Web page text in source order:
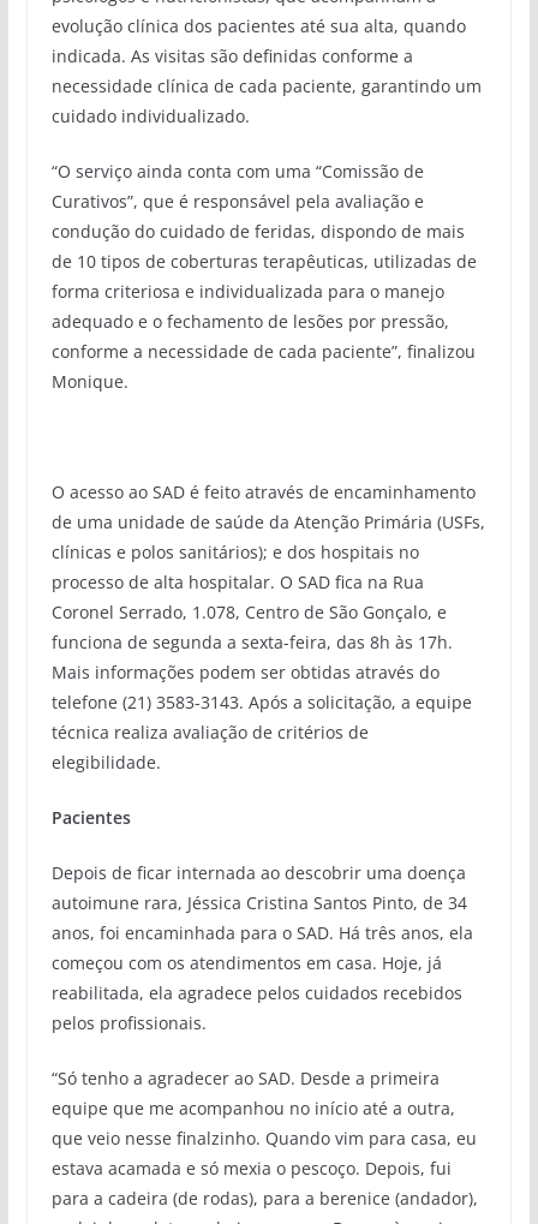
evolução clínica dos pacientes até sua alta, quando
indicada. As visitas são definidas conforme a
necessidade clínica de cada paciente, garantindo um
cuidado individualizado.
“O serviço ainda conta com uma “Comissão de
Curativos”, que é responsável pela avaliação e
condução do cuidado de feridas, dispondo de mais
de 10 tipos de coberturas terapêuticas, utilizadas de
forma criteriosa e individualizada para o manejo
adequado e o fechamento de lesões por pressão,
conforme a necessidade de cada paciente”, finalizou
Monique.
O acesso ao SAD é feito através de encaminhamento
de uma unidade de saúde da Atenção Primária (USFs,
clínicas e polos sanitários); e dos hospitais no
processo de alta hospitalar. O SAD fica na Rua
Coronel Serrado, 1.078, Centro de São Gonçalo, e
funciona de segunda a sexta-feira, das 8h às 17h.
Mais informações podem ser obtidas através do
telefone (21) 3583-3143. Após a solicitação, a equipe
técnica realiza avaliação de critérios de
elegibilidade.
Pacientes
Depois de ficar internada ao descobrir uma doença
autoimune rara, Jéssica Cristina Santos Pinto, de 34
anos, foi encaminhada para o SAD. Há três anos, ela
começou com os atendimentos em casa. Hoje, já
reabilitada, ela agradece pelos cuidados recebidos
pelos profissionais.
“Só tenho a agradecer ao SAD. Desde a primeira
equipe que me acompanhou no início até a outra,
que veio nesse finalzinho. Quando vim para casa, eu
estava acamada e só mexia o pescoço. Depois, fui
para a cadeira (de rodas), para a berenice (andador),